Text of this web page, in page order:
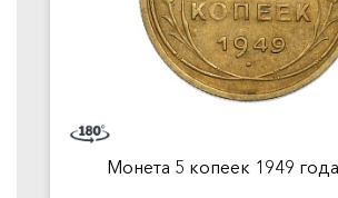
Монета 5 копеек 1949